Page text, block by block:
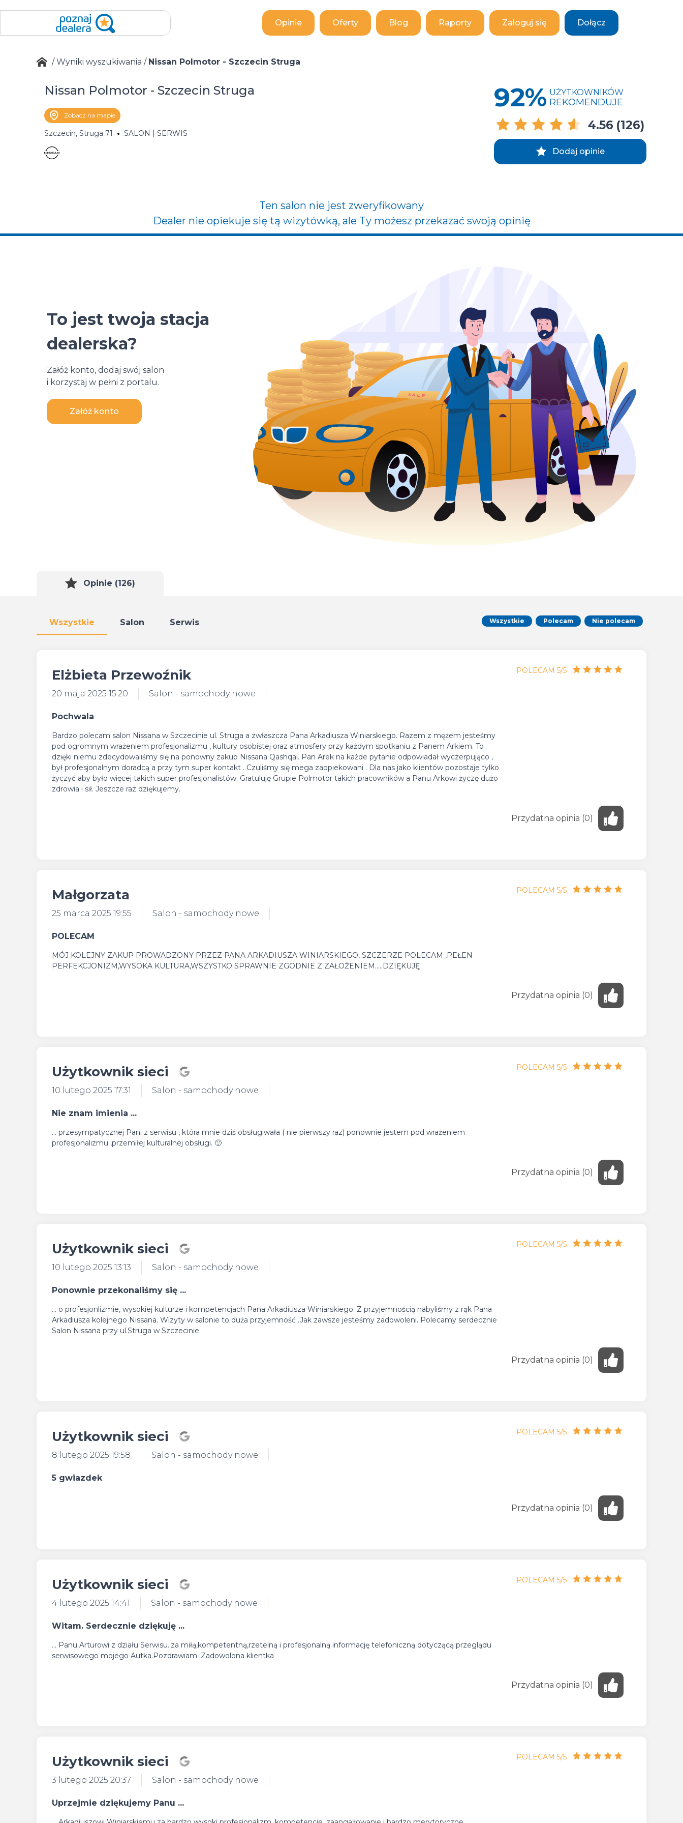
Opinie Oferty Blog Raporty Zaloguj się Dołącz
/Wyniki wyszukiwania / Nissan Polmotor - Szczecin Struga
Nissan Polmotor - Szczecin Struga
Zobacz na mapie
Szczecin, Struga 71 SALON | SERWIS
92% UŻYTKOWNIKÓW
REKOMENDUJE
4.56 (126)
Dodaj opinie
Ten salon nie jest zweryfikowany
Dealer nie opiekuje się tą wizytówką, ale Ty możesz przekazać swoją opinię
To jest twoja stacja
dealerska?
Załóż konto, dodaj swój salon
i korzystaj w pełni z portalu.
Załóż konto
Opinie (126)
Wszystkie Salon Serwis Wszystkie Polecam Nie polecam
Elżbieta Przewoźnik
20 maja 2025 15:20 Salon - samochody nowe
POLECAM 5/5
Pochwala
Bardzo polecam salon Nissana w Szczecinie ul. Struga a zwłaszcza Pana Arkadiusza Winiarskiego. Razem z mężem jesteśmy
pod ogromnym wrażeniem profesjonalizmu , kultury osobistej oraz atmosfery przy każdym spotkaniu z Panem Arkiem. To
dzięki niemu zdecydowaliśmy się na ponowny zakup Nissana Qashqai. Pan Arek na każde pytanie odpowiadał wyczerpująco ,
był profesjonalnym doradcą a przy tym super kontakt . Czuliśmy się mega zaopiekowani . Dla nas jako klientów pozostaje tylko
życzyć aby było więcej takich super profesjonalistów. Gratuluję Grupie Polmotor takich pracowników a Panu Arkowi życzę dużo
zdrowia i sił. Jeszcze raz dziękujemy.
Przydatna opinia (0)
Małgorzata
25 marca 2025 19:55 Salon - samochody nowe
POLECAM 5/5
POLECAM
MÓJ KOLEJNY ZAKUP PROWADZONY PRZEZ PANA ARKADIUSZA WINIARSKIEGO, SZCZERZE POLECAM ,PEŁEN
PERFEKCJONIZM,WYSOKA KULTURA,WSZYSTKO SPRAWNIE ZGODNIE Z ZAŁOŻENIEM.....DZIĘKUJĘ
Przydatna opinia (0)
Użytkownik sieci
10 lutego 2025 17:31 Salon - samochody nowe
POLECAM 5/5
Nie znam imienia ...
... przesympatycznej Pani z serwisu , która mnie dziś obsługiwała ( nie pierwszy raz) ponownie jestem pod wrażeniem
profesjonalizmu ,przemiłej kulturalnej obsługi. 🙂
Przydatna opinia (0)
Użytkownik sieci
10 lutego 2025 13:13 Salon - samochody nowe
POLECAM 5/5
Ponownie przekonaliśmy się ...
... o profesjonlizmie, wysokiej kulturze i kompetencjach Pana Arkadiusza Winiarskiego. Z przyjemnością nabyliśmy z rąk Pana
Arkadiusza kolejnego Nissana. Wizyty w salonie to duża przyjemność .Jak zawsze jesteśmy zadowoleni. Polecamy serdecznie
Salon Nissana przy ul.Struga w Szczecinie.
Przydatna opinia (0)
Użytkownik sieci
8 lutego 2025 19:58 Salon - samochody nowe
POLECAM 5/5
5 gwiazdek
Przydatna opinia (0)
Użytkownik sieci
4 lutego 2025 14:41 Salon - samochody nowe
POLECAM 5/5
Witam. Serdecznie dziękuję ...
... Panu Arturowi z działu Serwisu..za miłą,kompetentną,rzetelną i profesjonalną informację telefoniczną dotyczącą przeglądu
serwisowego mojego Autka.Pozdrawiam .Zadowolona klientka
Przydatna opinia (0)
Użytkownik sieci
3 lutego 2025 20:37 Salon - samochody nowe
POLECAM 5/5
Uprzejmie dziękujemy Panu ...